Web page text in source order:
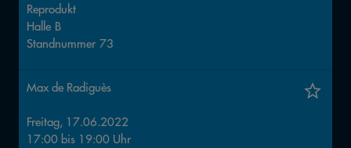
Reprodukt
Halle B
Standnummer 73
Max de Radiguès
Freitag, 17.06.2022
17:00 bis 19:00 Uhr